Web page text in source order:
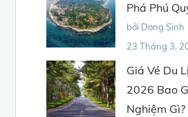
Phá Phú
bởi Dong Sinh
23 Tháng 3,
Giá Vé Du
2026 Bao
Nghiệm Gì?